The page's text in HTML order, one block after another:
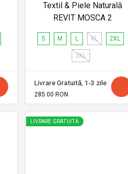
Textil & Piele Naturală
REVIT MOSCA 2
S M L XL 2XL
3XL
Livrare Gratuită, 1-3 zile
285.00 RON
LIVRARE GRATUITĂ